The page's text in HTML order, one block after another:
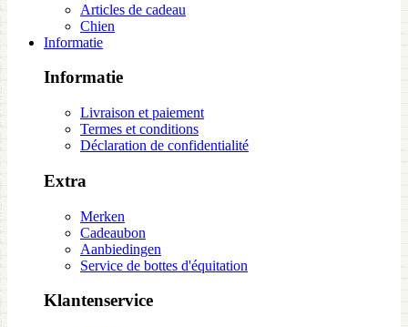
Articles de cadeau
Chien
Informatie
Informatie
Livraison et paiement
Termes et conditions
Déclaration de confidentialité
Extra
Merken
Cadeaubon
Aanbiedingen
Service de bottes d'équitation
Klantenservice